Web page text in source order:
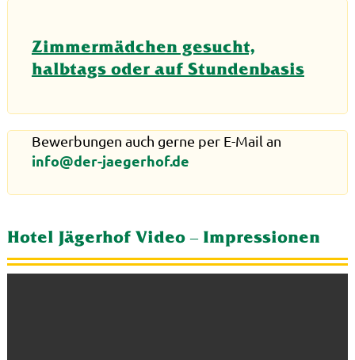
Zimmermädchen gesucht,
halbtags oder auf Stundenbasis
Bewerbungen auch gerne per E-Mail an
info@der-jaegerhof.de
Hotel Jägerhof Video – Impressionen